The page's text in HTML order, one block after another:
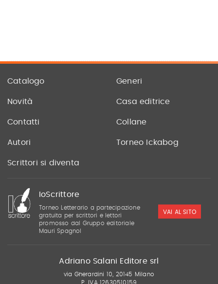
Catalogo Generi
Novità Casa editrice
Contatti Collane
Autori Torneo Ickabog
Scrittori si diventa
IoScrittore
Torneo Letterario a partecipazione
gratuita per scrittori e lettori
promosso dal Gruppo editoriale
Mauri Spagnol
VAI AL SITO
Adriano Salani Editore srl
via Gherardini 10, 20145 Milano
P. IVA 12630510159